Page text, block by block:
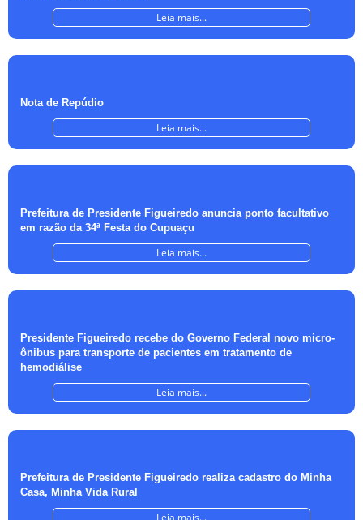
Leia mais...
Nota de Repúdio
Leia mais...
Prefeitura de Presidente Figueiredo anuncia ponto facultativo
em razão da 34ª Festa do Cupuaçu
Leia mais...
Presidente Figueiredo recebe do Governo Federal novo micro-
ônibus para transporte de pacientes em tratamento de
hemodiálise
Leia mais...
Prefeitura de Presidente Figueiredo realiza cadastro do Minha
Casa, Minha Vida Rural